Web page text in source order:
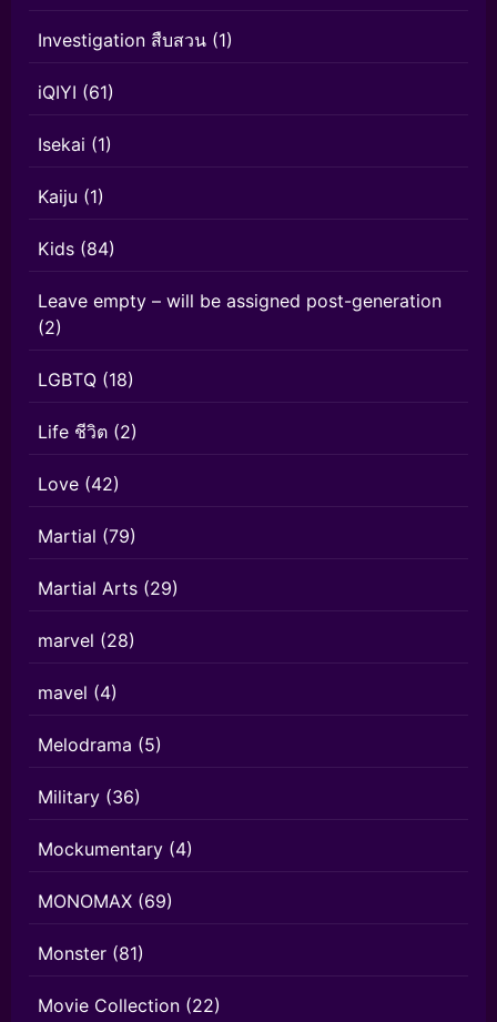
Investigation สืบสวน (1)
iQIYI (61)
Isekai (1)
Kaiju (1)
Kids (84)
Leave empty – will be assigned post-generation
(2)
LGBTQ (18)
Life ชีวิต (2)
Love (42)
Martial (79)
Martial Arts (29)
marvel (28)
mavel (4)
Melodrama (5)
Military (36)
Mockumentary (4)
MONOMAX (69)
Monster (81)
Movie Collection (22)